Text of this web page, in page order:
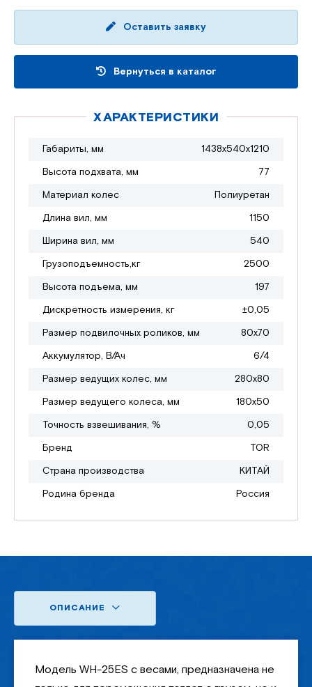
Оставить заявку
Вернуться в каталог
ХАРАКТЕРИСТИКИ
Габариты, мм
1438х540х1210
Высота подхвата, мм
77
Материал колес
Полиуретан
Длина вил, мм
1150
Ширина вил, мм
540
Грузоподъемность,кг
2500
Высота подъема, мм
197
Дискретность измерения, кг
±0,05
Размер подвилочных роликов, мм
80х70
Аккумулятор, В/Ач
6/4
Размер ведущих колес, мм
280х80
Размер ведущего колеса, мм
180х50
Точность взвешивания, %
0,05
Бренд
TOR
Страна производства
КИТАЙ
Родина бренда
Россия
ОПИСАНИЕ
Модель WH-25ES с весами, предназначена не